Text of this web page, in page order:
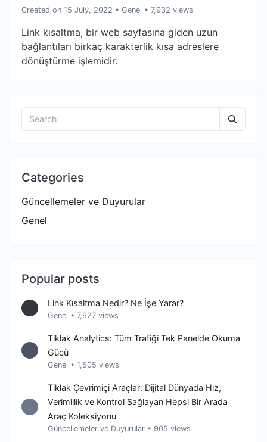
Created on 15 July, 2022 • Genel • 7,932 views
Link kısaltma, bir web sayfasına giden uzun
bağlantıları birkaç karakterlik kısa adreslere
dönüştürme işlemidir.
Categories
Güncellemeler ve Duyurular
Genel
Popular posts
Link Kısaltma Nedir? Ne İşe Yarar?
Genel • 7,927 views
Tiklak Analytics: Tüm Trafiği Tek Panelde Okuma
Gücü
Genel • 1,505 views
Tiklak Çevrimiçi Araçlar: Dijital Dünyada Hız,
Verimlilik ve Kontrol Sağlayan Hepsi Bir Arada
Araç Koleksiyonu
Güncellemeler ve Duyurular • 905 views